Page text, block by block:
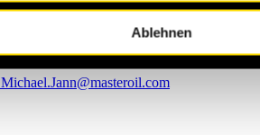
Ablehnen
Michael.Jann@masteroil.com